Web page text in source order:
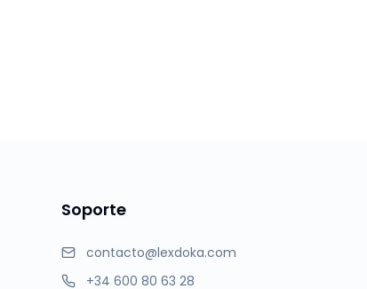
Soporte
contacto@lexdoka.com
+34 600 80 63 28